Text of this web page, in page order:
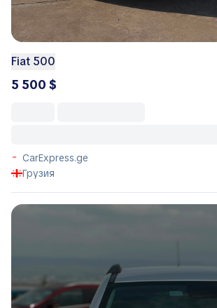
Fiat 500
5 500 $
CarExpress.ge
Грузия